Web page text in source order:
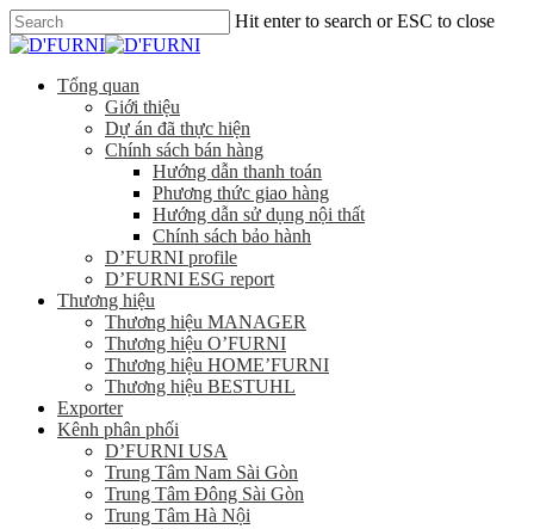
Hit enter to search or ESC to close
Tổng quan
Giới thiệu
Dự án đã thực hiện
Chính sách bán hàng
Hướng dẫn thanh toán
Phương thức giao hàng
Hướng dẫn sử dụng nội thất
Chính sách bảo hành
D’FURNI profile
D’FURNI ESG report
Thương hiệu
Thương hiệu MANAGER
Thương hiệu O’FURNI
Thương hiệu HOME’FURNI
Thương hiệu BESTUHL
Exporter
Kênh phân phối
D’FURNI USA
Trung Tâm Nam Sài Gòn
Trung Tâm Đông Sài Gòn
Trung Tâm Hà Nội